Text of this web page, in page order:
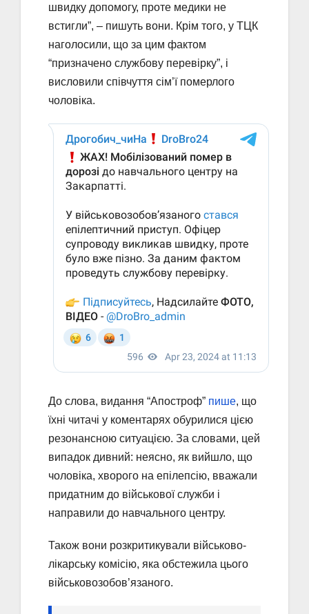
швидку допомогу, проте медики не
встигли”, – пишуть вони. Крім того, у ТЦК
наголосили, що за цим фактом
“призначено службову перевірку”, і
висловили співчуття сім’ї померлого
чоловіка.
До слова, видання “Апостроф” пише, що
їхні читачі у коментарях обурилися цією
резонансною ситуацією. За словами, цей
випадок дивний: неясно, як вийшло, що
чоловіка, хворого на епілепсію, вважали
придатним до військової служби і
направили до навчального центру.
Також вони розкритикували військово-
лікарську комісію, яка обстежила цього
військовозобов’язаного.